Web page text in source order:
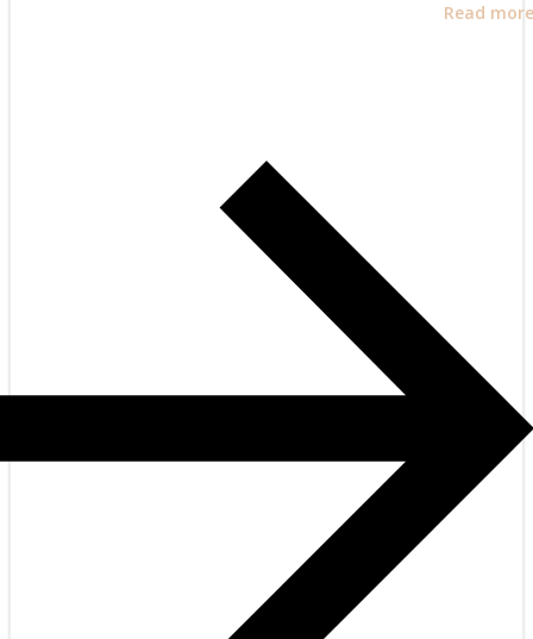
Read more